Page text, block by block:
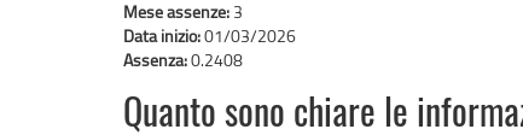
Mese assenze: 3
Data inizio:01/03/2026
Assenza:0.2408
Quanto sono chiare le